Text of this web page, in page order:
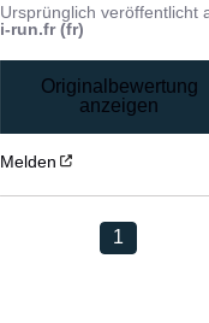
Ursprünglich veröffentlicht
i-run.fr (fr)
Originalbewertung
anzeigen
Melden
1